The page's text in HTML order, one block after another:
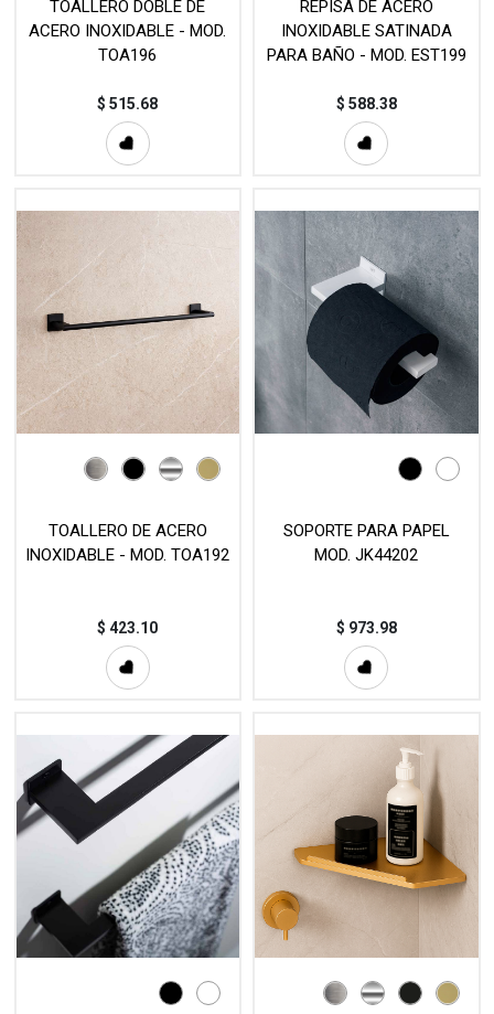
TOALLERO DOBLE DE
ACERO INOXIDABLE - MOD.
TOA196
$515.68
REPISA DE ACERO
INOXIDABLE SATINADA
PARA BAÑO - MOD. EST199
$ 588.38
TOALLERO DE ACERO
INOXIDABLE - MOD. TOA192
$423.10
SOPORTE PARA PAPEL
MOD. JK44202
$ 973.98